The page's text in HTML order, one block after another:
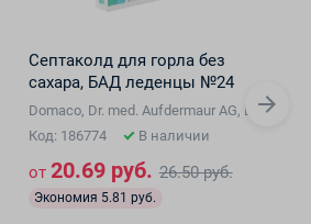
Септаколд для горла без
сахара, БАД леденцы №24
Domaco, Dr. med. Aufdermaur AG,
Код: 186774
В наличии
от 20.69 руб. 26.50 руб.
Экономия 5.81 руб.